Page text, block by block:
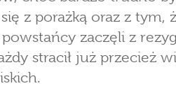
z porażką oraz z tym,
zaczęli z
stracił już przecież